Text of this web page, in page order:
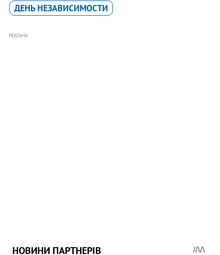
ДЕНЬ НЕЗАВИСИМОСТИ
РЕКЛАМА